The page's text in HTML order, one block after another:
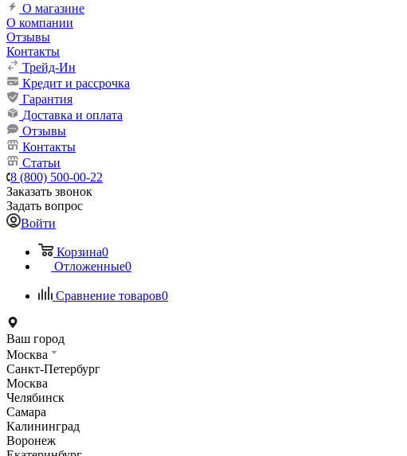
О магазине
О компании
Отзывы
Контакты
Трейд-Ин
Кредит и рассрочка
Гарантия
Доставка и оплата
Отзывы
Контакты
Статьи
8 (800) 500-00-22
Заказать звонок
Задать вопрос
Войти
Корзина0
Отложенные0
Сравнение товаров0
Ваш город
Москва
Санкт-Петербург
Москва
Челябинск
Самара
Калининград
Воронеж